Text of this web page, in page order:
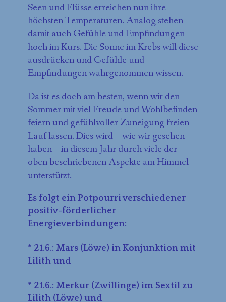
Seen und Flüsse erreichen nun ihre
höchsten Temperaturen. Analog stehen
damit auch Gefühle und Empfindungen
hoch im Kurs. Die Sonne im Krebs will diese
ausdrücken und Gefühle und
Empfindungen wahrgenommen wissen.
Da ist es doch am besten, wenn wir den
Sommer mit viel Freude und Wohlbefinden
feiern und gefühlvoller Zuneigung freien
Lauf lassen. Dies wird – wie wir gesehen
haben – in diesem Jahr durch viele der
oben beschriebenen Aspekte am Himmel
unterstützt.
Es folgt ein Potpourri verschiedener
positiv-förderlicher
Energieverbindungen:
* 21.6.: Mars (Löwe) in Konjunktion mit
Lilith und
* 21.6.: Merkur (Zwillinge) im Sextil zu
Lilith (Löwe) und